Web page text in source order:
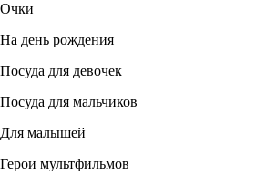
Очки
На день рождения
Посуда для девочек
Посуда для мальчиков
Для малышей
Герои мультфильмов